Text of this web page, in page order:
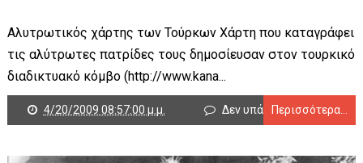
Αλυτρωτικός χάρτης των Τούρκων Χάρτη που καταγράφει
τις αλύτρωτες πατρίδες τους δημοσίευσαν στον τουρκικό
διαδικτυακό κόμβο (http://www.kana...
4/20/2009 08:57:00 μ.μ. Δεν υπάρχουν σχόλια
Περισσότερα...